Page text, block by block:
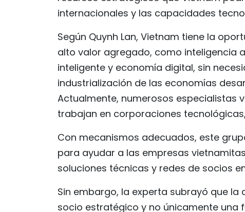
internacionales y las capacidades
Según Quynh Lan, Vietnam tiene la
alto valor agregado, como inteligencia
inteligente y economía digital, sin
industrialización de las economías
Actualmente, numerosos especialistas
trabajan en corporaciones
Con mecanismos adecuados, este
para ayudar a las empresas
soluciones técnicas y redes de socios
Sin embargo, la experta subrayó que
socio estratégico y no únicamente una